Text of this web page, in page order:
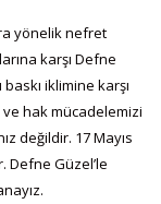
yönelik nefret
karşı Defne
baskı iklimine karşı
hak mücadelemizi
değildir. 17 Mayıs
Defne Güzel’le